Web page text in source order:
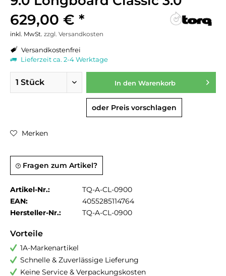
629,00 € *
inkl. MwSt. zzgl. Versandkosten
Versandkostenfrei
Lieferzeit ca. 2-4 Werktage
In den Warenkorb
oder Preis vorschlagen
Merken
Fragen zum Artikel?
Artikel-Nr.:
TQ-A-CL-0900
EAN:
4055285114764
Hersteller-Nr.:
TQ-A-CL-0900
Vorteile
1A-Markenartikel
Schnelle & Zuverlässige Lieferung
Keine Service & Verpackungskosten